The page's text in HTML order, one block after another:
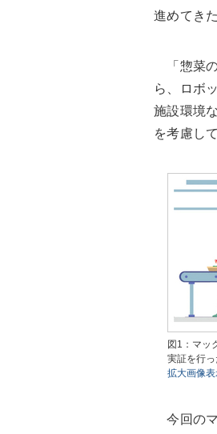
進めてきた
「惣菜の
ら、ロボ
施設環境
を考慮し
図1：マッ
実証を行っ
拡大画像
今回のマ